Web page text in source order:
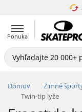
Ponuka
Domov Zimné
Twin-tip lyže